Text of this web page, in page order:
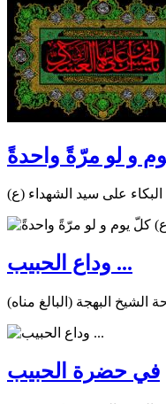
و لو مرّةً واحدةً
البكاء على سيد الشهداء (ع)
وداع الحبيب ...
البهجة (البالغ مناه)
في حضرة الحبيب